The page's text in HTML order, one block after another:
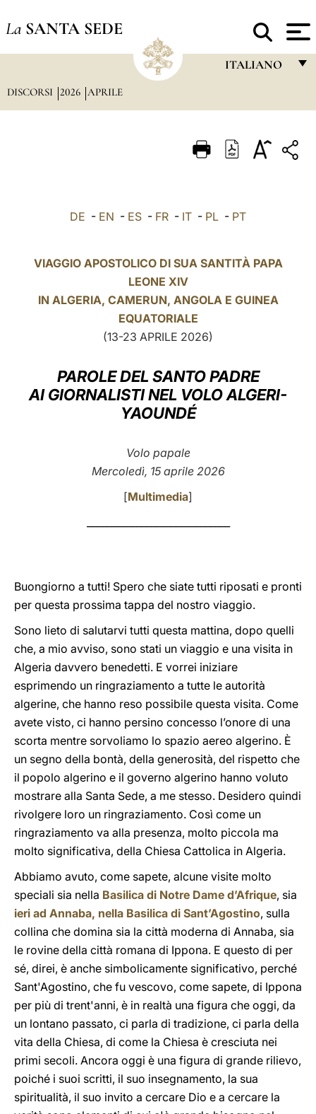
La SANTA SEDE
ITALIANO
ITALIANO
POLSKI
DISCORSI 2026 APRILE
DE - EN - ES - FR - IT - PL - PT
VIAGGIO APOSTOLICO DI SUA SANTITÀ PAPA
LEONE XIV
IN ALGERIA, CAMERUN, ANGOLA E GUINEA
EQUATORIALE
(13-23 APRILE 2026)
PAROLE DEL SANTO PADRE
AI GIORNALISTI NEL VOLO ALGERI-
YAOUNDÉ
Volo papale
Mercoledì, 15 aprile 2026
[Multimedia]
Buongiorno a tutti! Spero che siate tutti riposati e pronti
per questa prossima tappa del nostro viaggio.
Sono lieto di salutarvi tutti questa mattina, dopo quelli
che, a mio avviso, sono stati un viaggio e una visita in
Algeria davvero benedetti. E vorrei iniziare
esprimendo un ringraziamento a tutte le autorità
algerine, che hanno reso possibile questa visita. Come
avete visto, ci hanno persino concesso l’onore di una
scorta mentre sorvoliamo lo spazio aereo algerino. È
un segno della bontà, della generosità, del rispetto che
il popolo algerino e il governo algerino hanno voluto
mostrare alla Santa Sede, a me stesso. Desidero quindi
rivolgere loro un ringraziamento. Così come un
ringraziamento va alla presenza, molto piccola ma
molto significativa, della Chiesa Cattolica in Algeria.
Abbiamo avuto, come sapete, alcune visite molto
speciali sia nella Basilica di Notre Dame d’Afrique, sia
ieri ad Annaba, nella Basilica di Sant’Agostino, sulla
collina che domina sia la città moderna di Annaba, sia
le rovine della città romana di Ippona. E questo di per
sé, direi, è anche simbolicamente significativo, perché
Sant'Agostino, che fu vescovo, come sapete, di Ippona
per più di trent'anni, è in realtà una figura che oggi, da
un lontano passato, ci parla di tradizione, ci parla della
vita della Chiesa, di come la Chiesa è cresciuta nei
primi secoli. Ancora oggi è una figura di grande rilievo,
poiché i suoi scritti, il suo insegnamento, la sua
spiritualità, il suo invito a cercare Dio e a cercare la